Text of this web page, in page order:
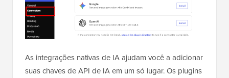
As integrações nativas de IA ajudam você a adicionar
suas chaves de API de IA em um só lugar. Os plugins